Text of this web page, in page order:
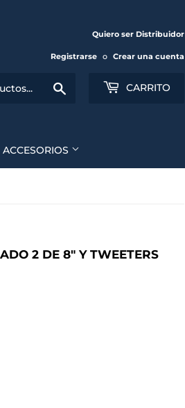
Quiero ser Distribuidor
Registrarse o Crear una cuenta
CARRITO
ACCESORIOS
2 DE 8" Y TWEETERS